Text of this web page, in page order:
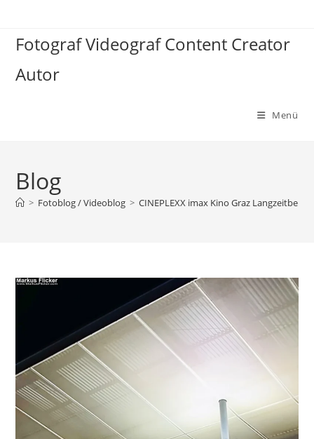
springen
Fotograf Videograf Content Creator
Autor
Menü
Blog
> Fotoblog / Videoblog > CINEPLEXX imax Kino Graz